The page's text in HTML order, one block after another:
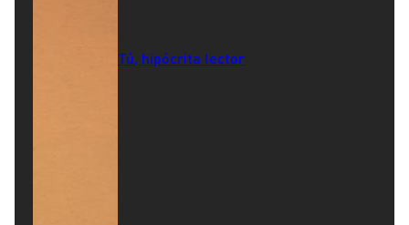
Tú, hipócrita lector